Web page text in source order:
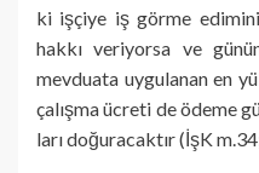
ki işçiye iş görme
hakkı veriyorsa ve
mevduata uygulanan en
çalışma ücreti de ödeme
ları doğuracaktır (İşK